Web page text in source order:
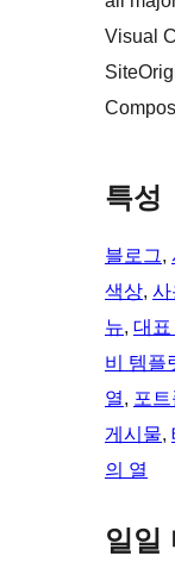
Visual
특성
블로그,
색상, 사
뉴, 대표
비 템플
열, 포
게시물,
의 열
일일